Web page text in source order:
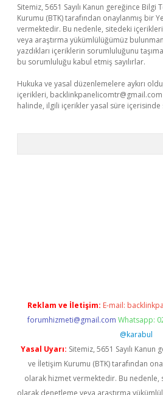
Sitemiz, 5651 Sayılı Kanun gereğince
Kurumu (BTK) tarafından onaylanmış bir
vermektedir. Bu nedenle, sitedeki
veya araştırma yükümlülüğümüz
yazdıkları içeriklerin sorumluluğunu
bu sorumluluğu kabul etmiş sayılırlar.
Hukuka ve yasal düzenlemelere aykırı
içerikleri, backlinkpanelicomtr@gmail.com
halinde, ilgili içerikler yasal süre içerisinde
Reklam ve İletişim: E-mail:
forumhizmeti@gmail.com Whatsapp:
@karabul
Yasal Uyarı: Sitemiz, 5651 Sayılı
ve İletişim Kurumu (BTK) tarafından
olarak hizmet vermektedir. Bu
olarak denetleme veya araştırma